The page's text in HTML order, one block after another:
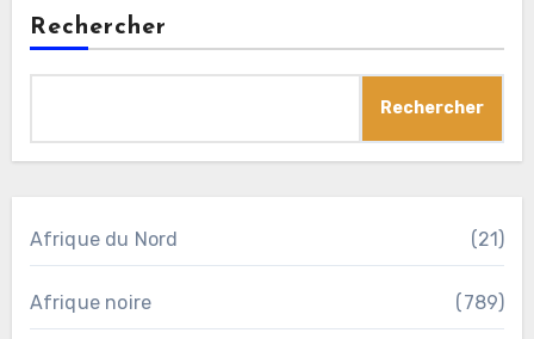
Rechercher
Rechercher
Afrique du Nord (21)
Afrique noire (789)